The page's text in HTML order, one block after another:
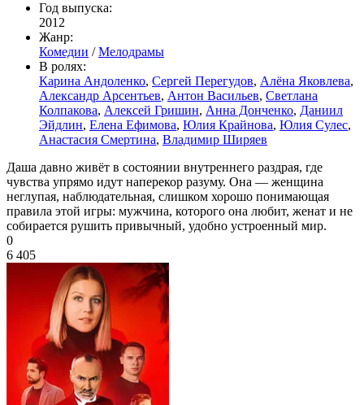
Год выпуска:
2012
Жанр:
Комедии /Мелодрамы
В ролях:
Карина Андоленко, Сергей Перегудов, Алёна Яковлева,
Александр Арсентьев, Антон Васильев, Светлана
Колпакова, Алексей Гришин, Анна Донченко, Даниил
Эйдлин, Елена Ефимова, Юлия Крайнова, Юлия Сулес,
Анастасия Смертина, Владимир Ширяев
Даша давно живёт в состоянии внутреннего раздрая, где
чувства упрямо идут наперекор разуму. Она — женщина
неглупая, наблюдательная, слишком хорошо понимающая
правила этой игры: мужчина, которого она любит, женат и не
собирается рушить привычный, удобно устроенный мир.
0
6 405